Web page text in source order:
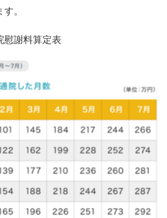
。
謝料算定表